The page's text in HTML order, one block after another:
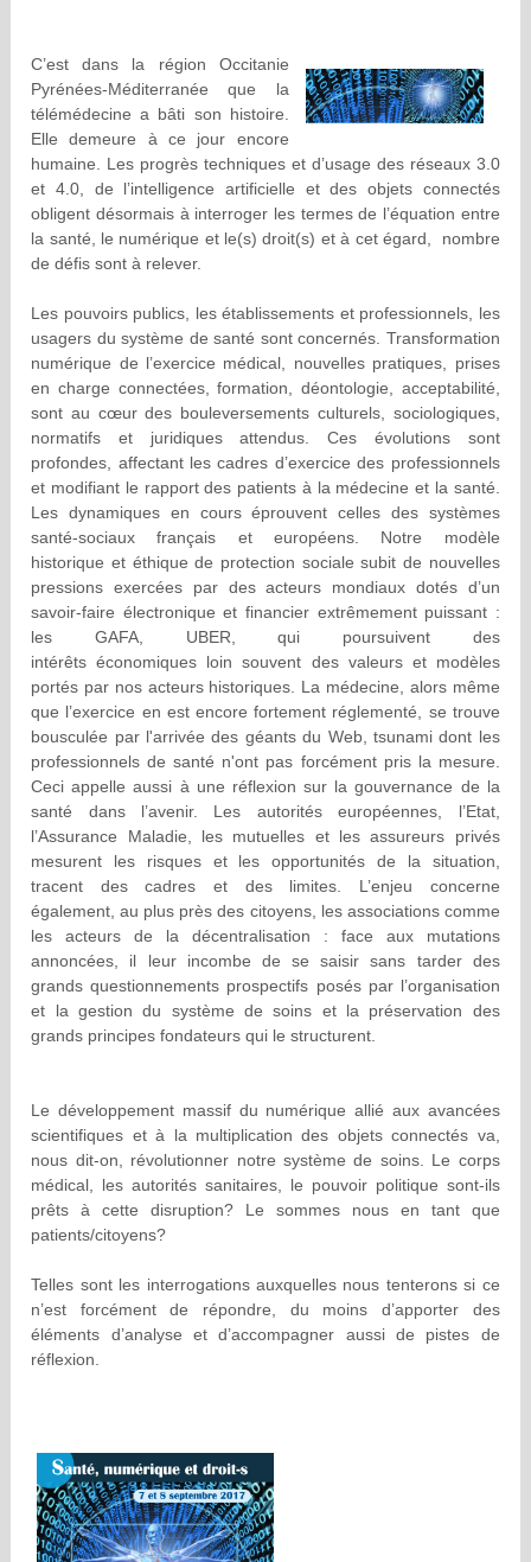
C’est dans la région Occitanie
Pyrénées-Méditerranée que la
télémédecine a bâti son histoire.
Elle demeure à ce jour encore
humaine. Les progrès techniques et d’usage des réseaux 3.0
et 4.0, de l’intelligence artificielle et des objets connectés
obligent désormais à interroger les termes de l’équation entre
la santé, le numérique et le(s) droit(s) et à cet égard, nombre
de défis sont à relever.
Les pouvoirs publics, les établissements et professionnels, les
usagers du système de santé sont concernés. Transformation
numérique de l’exercice médical, nouvelles pratiques, prises
en charge connectées, formation, déontologie, acceptabilité,
sont au cœur des bouleversements culturels, sociologiques,
normatifs et juridiques attendus. Ces évolutions sont
profondes, affectant les cadres d’exercice des professionnels
et modifiant le rapport des patients à la médecine et la santé.
Les dynamiques en cours éprouvent celles des systèmes
santé-sociaux français et européens. Notre modèle
historique et éthique de protection sociale subit de nouvelles
pressions exercées par des acteurs mondiaux dotés d’un
savoir-faire électronique et financier extrêmement puissant :
les GAFA, UBER, qui poursuivent des
intérêts économiques loin souvent des valeurs et modèles
portés par nos acteurs historiques. La médecine, alors même
que l’exercice en est encore fortement réglementé, se trouve
bousculée par l'arrivée des géants du Web, tsunami dont les
professionnels de santé n'ont pas forcément pris la mesure.
Ceci appelle aussi à une réflexion sur la gouvernance de la
santé dans l’avenir. Les autorités européennes, l’Etat,
l’Assurance Maladie, les mutuelles et les assureurs privés
mesurent les risques et les opportunités de la situation,
tracent des cadres et des limites. L’enjeu concerne
également, au plus près des citoyens, les associations comme
les acteurs de la décentralisation : face aux mutations
annoncées, il leur incombe de se saisir sans tarder des
grands questionnements prospectifs posés par l’organisation
et la gestion du système de soins et la préservation des
grands principes fondateurs qui le structurent.
Le développement massif du numérique allié aux avancées
scientifiques et à la multiplication des objets connectés va,
nous dit-on, révolutionner notre système de soins. Le corps
médical, les autorités sanitaires, le pouvoir politique sont-ils
prêts à cette disruption? Le sommes nous en tant que
patients/citoyens?
Telles sont les interrogations auxquelles nous tenterons si ce
n’est forcément de répondre, du moins d’apporter des
éléments d’analyse et d’accompagner aussi de pistes de
réflexion.